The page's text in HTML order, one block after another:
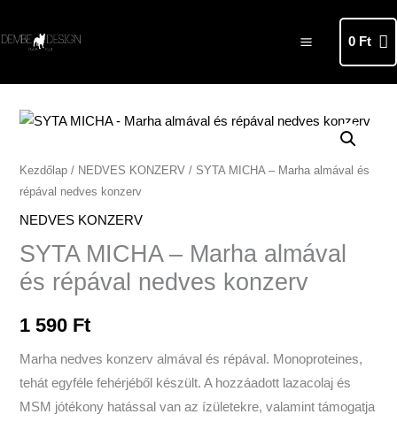
to
MAIN
MENU
0 Ft
Kezdőlap / NEDVES KONZERV / SYTA MICHA – Marha almával és
répával nedves konzerv
NEDVES KONZERV
SYTA MICHA – Marha almával
és répával nedves konzerv
1 590 Ft
Marha nedves konzerv almával és répával. Monoproteines,
tehát egyféle fehérjéből készült. A hozzáadott lazacolaj és
MSM jótékony hatással van az ízületekre, valamint támogatja
SYTA
-
Marha
almával
répával
nedves
mennyiség